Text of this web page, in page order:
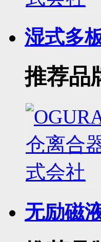
湿式多
推荐品
无励磁